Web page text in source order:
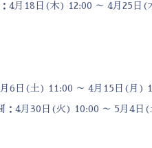
4月18日(木) 12:00 ～ 4月25日(
6日(土) 11:00 ～ 4月15日(月)
：4月30日(火) 10:00 ～ 5月4日(